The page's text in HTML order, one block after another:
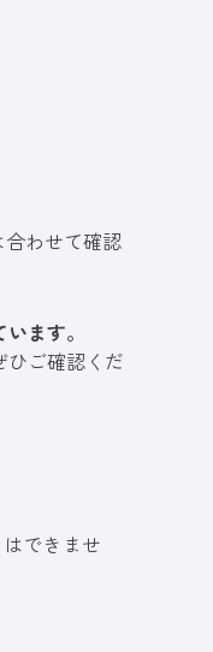
わせて確認
ます。
ひご確認くだ
できませ